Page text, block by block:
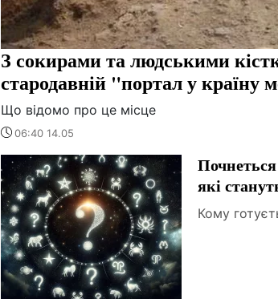
З сокирами та людськими
стародавній "портал у країну
Що відомо про це місце
06:40 14.05
які
Кому